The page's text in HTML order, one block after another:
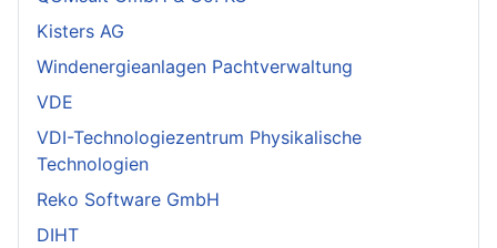
Kisters AG
Windenergieanlagen Pachtverwaltung
VDE
VDI-Technologiezentrum Physikalische
Technologien
Reko Software GmbH
DIHT